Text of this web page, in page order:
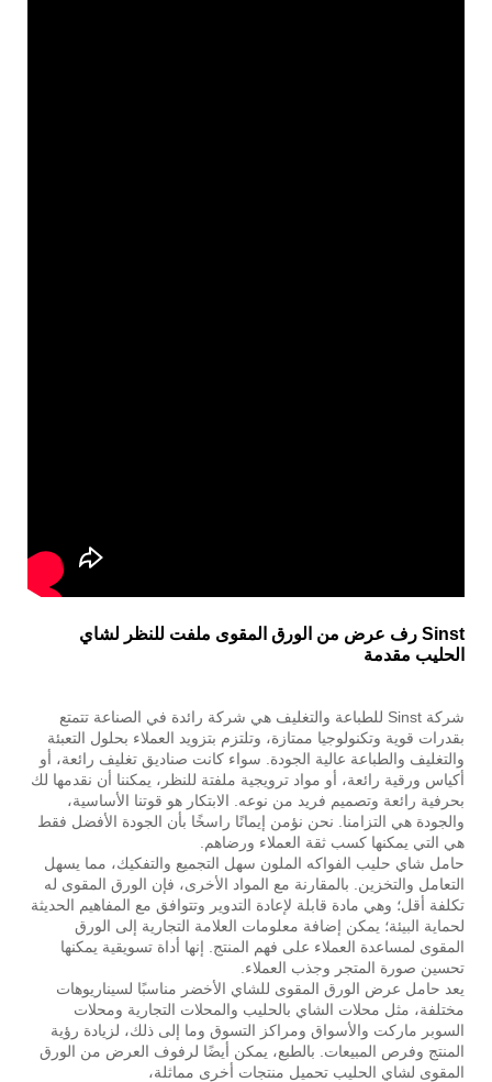
Sinst رف عرض من الورق المقوى ملفت للنظر لشاي
الحليب مقدمة
شركة Sinst للطباعة والتغليف هي شركة رائدة في الصناعة تتمتع
بقدرات قوية وتكنولوجيا ممتازة، وتلتزم بتزويد العملاء بحلول التعبئة
والتغليف والطباعة عالية الجودة. سواء كانت صناديق تغليف رائعة، أو
أكياس ورقية رائعة، أو مواد ترويجية ملفتة للنظر، يمكننا أن نقدمها لك
بحرفية رائعة وتصميم فريد من نوعه. الابتكار هو قوتنا الأساسية،
والجودة هي التزامنا. نحن نؤمن إيمانًا راسخًا بأن الجودة الأفضل فقط
هي التي يمكنها كسب ثقة العملاء ورضاهم.
حامل شاي حليب الفواكه الملون سهل التجميع والتفكيك، مما يسهل
التعامل والتخزين. بالمقارنة مع المواد الأخرى، فإن الورق المقوى له
تكلفة أقل؛ وهي مادة قابلة لإعادة التدوير وتتوافق مع المفاهيم الحديثة
لحماية البيئة؛ يمكن إضافة معلومات العلامة التجارية إلى الورق
المقوى لمساعدة العملاء على فهم المنتج. إنها أداة تسويقية يمكنها
تحسين صورة المتجر وجذب العملاء.
يعد حامل عرض الورق المقوى للشاي الأخضر مناسبًا لسيناريوهات
مختلفة، مثل محلات الشاي بالحليب والمحلات التجارية ومحلات
السوبر ماركت والأسواق ومراكز التسوق وما إلى ذلك، لزيادة رؤية
المنتج وفرص المبيعات. بالطبع، يمكن أيضًا لرفوف العرض من الورق
المقوى لشاي الحليب تحميل منتجات أخرى مماثلة،